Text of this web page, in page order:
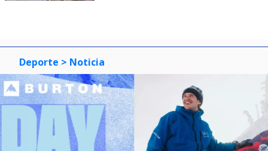
Deporte > Noticia